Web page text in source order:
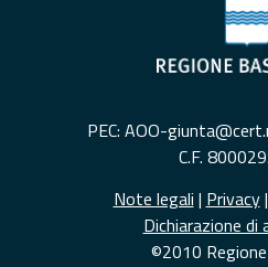
PEC: AOO-
C.F.
Note legali | Privacy|
Dichiarazione di
©2010